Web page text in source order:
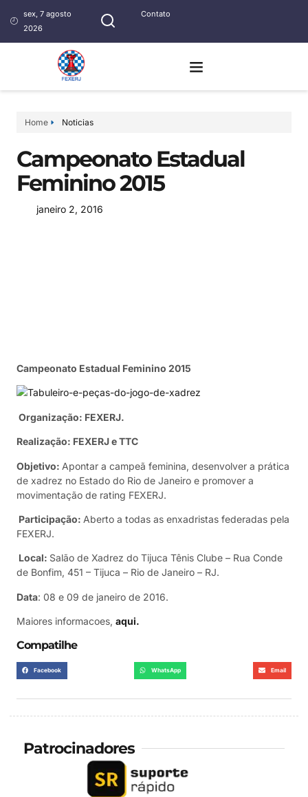
sex, 7 agosto
2026
Contato
Home Noticias
Campeonato Estadual
Feminino 2015
janeiro 2, 2016
Campeonato Estadual Feminino 2015
Organização: FEXERJ.
Realização: FEXERJ e TTC
Objetivo: Apontar a campeã feminina, desenvolver a prática
de xadrez no Estado do Rio de Janeiro e promover a
movimentação de rating FEXERJ.
Participação: Aberto a todas as enxadristas federadas pela
FEXERJ.
Local: Salão de Xadrez do Tijuca Tênis Clube – Rua Conde
de Bonfim, 451 – Tijuca – Rio de Janeiro – RJ.
Data: 08 e 09 de janeiro de 2016.
Maiores informacoes, aqui.
Compatilhe
Facebook WhatsApp Email
Patrocinadores